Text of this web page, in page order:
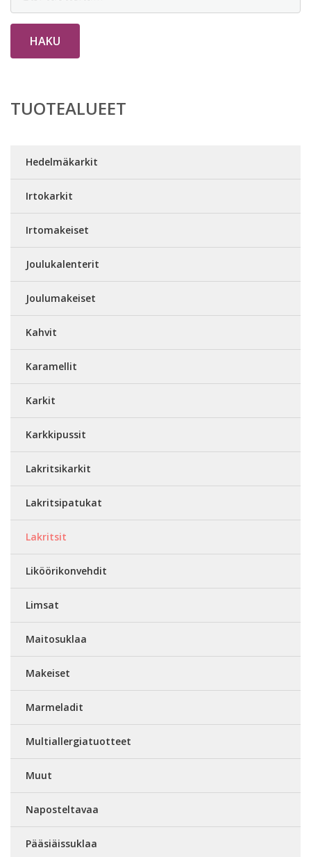
HAKU
TUOTEALUEET
Hedelmäkarkit
Irtokarkit
Irtomakeiset
Joulukalenterit
Joulumakeiset
Kahvit
Karamellit
Karkit
Karkkipussit
Lakritsikarkit
Lakritsipatukat
Lakritsit
Liköörikonvehdit
Limsat
Maitosuklaa
Makeiset
Marmeladit
Multiallergiatuotteet
Muut
Naposteltavaa
Pääsiäissuklaa